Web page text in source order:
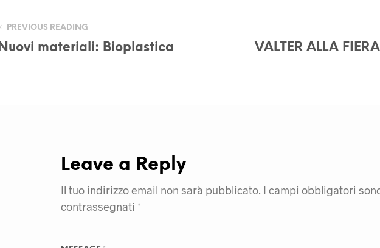
PREVIOUS READING
Nuovi materiali: Bioplastica VALTER ALLA
Leave a Reply
Il tuo indirizzo email non sarà pubblicato. I campi obbligatori
contrassegnati *